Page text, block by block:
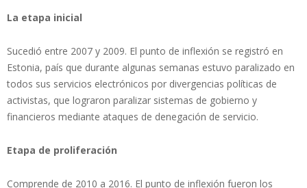
La etapa inicial
Sucedió entre 2007 y 2009. El punto de inflexión se registró en
Estonia, país que durante algunas semanas estuvo paralizado en
todos sus servicios electrónicos por divergencias políticas de
activistas, que lograron paralizar sistemas de gobierno y
financieros mediante ataques de denegación de servicio.
Etapa de proliferación
Comprende de 2010 a 2016. El punto de inflexión fueron los